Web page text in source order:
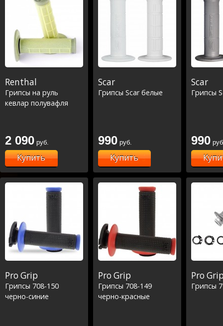
Renthal
Грипсы на руль
кевлар полувафля
2 090 руб.
Купить
Scar
Грипсы Scar белые
990 руб.
Купить
Scar
Грипсы
990
Pro Grip
Грипсы 708-150
черно-синие
Pro Grip
Грипсы 708-149
черно-красные
Pro
Грипсы